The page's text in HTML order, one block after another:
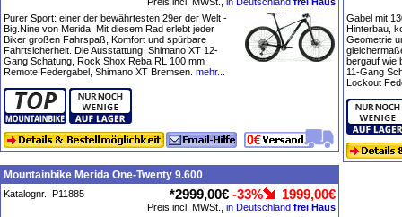
Purer Sport: einer der bewährtesten 29er der Welt -
Big.Nine von Merida. Mit diesem Rad erlebt jeder
Biker großen Fahrspaß, Komfort und spürbare
Fahrtsicherheit. Die Ausstattung: Shimano XT 12-
Gang Schatung, Rock Shox Reba RL 100 mm
Remote Federgabel, Shimano XT Bremsen. mehr...
Gabel mit
Hinterbau,
Geometrie
bergauf wie
11-Gang
Lockout
Mountainbike Merida One-Twenty 9.600
Katalognr.: P11885 *2999,00€ -33% 1999,00€
Preis incl. MWSt., in Deutschland frei Haus